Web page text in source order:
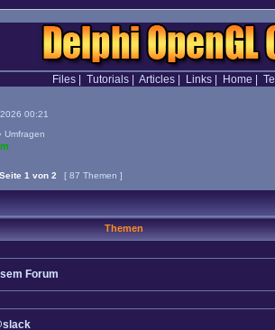
Files| Tutorials| Articles| Links| Home
00:21
Umfragen
Seite 1 von 2 [ 87 Themen ]
Themen
Forum